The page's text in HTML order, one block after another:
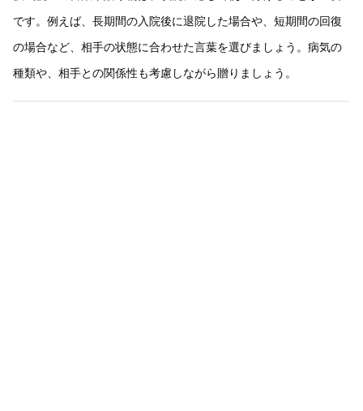
です。例えば、長期間の入院後に退院した場合や、短期間の回復
の場合など、相手の状態に合わせた言葉を選びましょう。病気の
種類や、相手との関係性も考慮しながら贈りましょう。